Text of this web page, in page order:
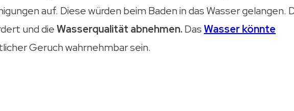
auf. Diese würden beim Baden in das Wasser gelangen.
und dieWasserqualität abnehmen.DasWasser könnte
Geruch wahrnehmbar sein.